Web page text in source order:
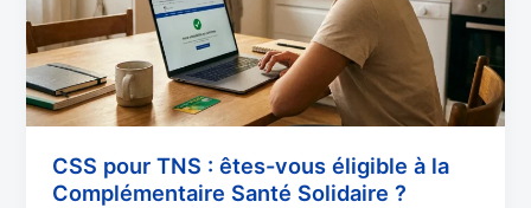
CSS pour TNS : êtes-vous éligible à la
Complémentaire Santé Solidaire ?
vous
éligible
à
la
Complémentaire
Santé
Solidaire